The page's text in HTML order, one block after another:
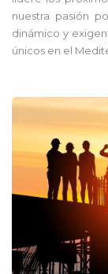
nuestra pasión
dinámico y
únicos en el